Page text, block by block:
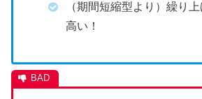
（期間短縮型より）繰り
高い！